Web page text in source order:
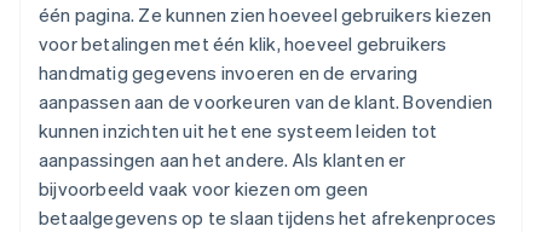
één pagina. Ze kunnen zien hoeveel gebruikers kiezen
voor betalingen met één klik, hoeveel gebruikers
handmatig gegevens invoeren en de ervaring
aanpassen aan de voorkeuren van de klant. Bovendien
kunnen inzichten uit het ene systeem leiden tot
aanpassingen aan het andere. Als klanten er
bijvoorbeeld vaak voor kiezen om geen
betaalgegevens op te slaan tijdens het afrekenproces